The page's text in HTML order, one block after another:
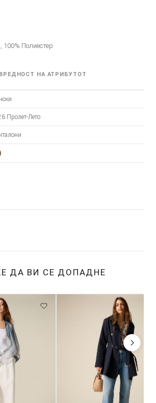
100% Полиестер
ВРЕДНОСТ НА АТРИБУТОТ
Пролет-Лето
ДА ВИ СЕ ДОПАДНЕ